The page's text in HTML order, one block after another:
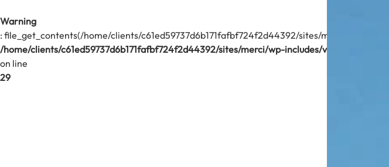
Warning
: file_get_contents(/home/clients/c61ed59737d6b171fafbf724f2d44392/sites/merci/wp-
/home/clients/c61ed59737d6b171fafbf724f2d44392/sites/merci/wp-includes/view-
on line
29